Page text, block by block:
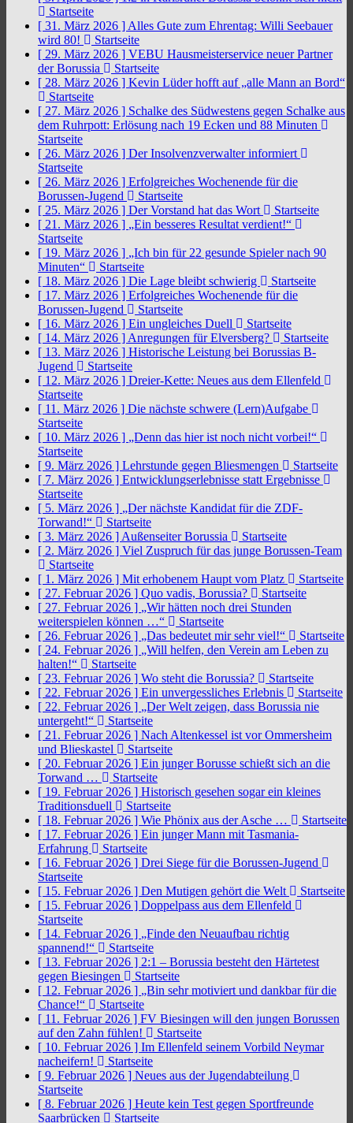
Startseite
[ 31. März 2026 ] Alles Gute zum Ehrentag: Willi Seebauer
wird 80!
Startseite
[ 29. März 2026 ] VEBU Hausmeisterservice neuer Partner
der Borussia
Startseite
[ 28. März 2026 ] Kevin Lüder hofft auf „alle Mann an Bord“
Startseite
[ 27. März 2026 ] Schalke des Südwestens gegen Schalke aus
dem Ruhrpott: Erlösung nach 19 Ecken und 88 Minuten
Startseite
[ 26. März 2026 ] Der Insolvenzverwalter informiert
Startseite
[ 26. März 2026 ] Erfolgreiches Wochenende für die
Borussen-Jugend
Startseite
[ 25. März 2026 ] Der Vorstand hat das Wort
Startseite
[ 21. März 2026 ] „Ein besseres Resultat verdient!“
Startseite
[ 19. März 2026 ] „Ich bin für 22 gesunde Spieler nach 90
Minuten“
Startseite
[ 18. März 2026 ] Die Lage bleibt schwierig
Startseite
[ 17. März 2026 ] Erfolgreiches Wochenende für die
Borussen-Jugend
Startseite
[ 16. März 2026 ] Ein ungleiches Duell
Startseite
[ 14. März 2026 ] Anregungen für Elversberg?
Startseite
[ 13. März 2026 ] Historische Leistung bei Borussias B-
Jugend
Startseite
[ 12. März 2026 ] Dreier-Kette: Neues aus dem Ellenfeld
Startseite
[ 11. März 2026 ] Die nächste schwere (Lern)Aufgabe
Startseite
[ 10. März 2026 ] „Denn das hier ist noch nicht vorbei!“
Startseite
[ 9. März 2026 ] Lehrstunde gegen Bliesmengen
Startseite
[ 7. März 2026 ] Entwicklungserlebnisse statt Ergebnisse
Startseite
[ 5. März 2026 ] „Der nächste Kandidat für die ZDF-
Torwand!“
Startseite
[ 3. März 2026 ] Außenseiter Borussia
Startseite
[ 2. März 2026 ] Viel Zuspruch für das junge Borussen-Team
Startseite
[ 1. März 2026 ] Mit erhobenem Haupt vom Platz
Startseite
[ 27. Februar 2026 ] Quo vadis, Borussia?
Startseite
[ 27. Februar 2026 ] „Wir hätten noch drei Stunden
weiterspielen können …“
Startseite
[ 26. Februar 2026 ] „Das bedeutet mir sehr viel!“
Startseite
[ 24. Februar 2026 ] „Will helfen, den Verein am Leben zu
halten!“
Startseite
[ 23. Februar 2026 ] Wo steht die Borussia?
Startseite
[ 22. Februar 2026 ] Ein unvergessliches Erlebnis
Startseite
[ 22. Februar 2026 ] „Der Welt zeigen, dass Borussia nie
untergeht!“
Startseite
[ 21. Februar 2026 ] Nach Altenkessel ist vor Ommersheim
und Blieskastel
Startseite
[ 20. Februar 2026 ] Ein junger Borusse schießt sich an die
Torwand …
Startseite
[ 19. Februar 2026 ] Historisch gesehen sogar ein kleines
Traditionsduell
Startseite
[ 18. Februar 2026 ] Wie Phönix aus der Asche …
Startseite
[ 17. Februar 2026 ] Ein junger Mann mit Tasmania-
Erfahrung
Startseite
[ 16. Februar 2026 ] Drei Siege für die Borussen-Jugend
Startseite
[ 15. Februar 2026 ] Den Mutigen gehört die Welt
Startseite
[ 15. Februar 2026 ] Doppelpass aus dem Ellenfeld
Startseite
[ 14. Februar 2026 ] „Finde den Neuaufbau richtig
spannend!“
Startseite
[ 13. Februar 2026 ] 2:1 – Borussia besteht den Härtetest
gegen Biesingen
Startseite
[ 12. Februar 2026 ] „Bin sehr motiviert und dankbar für die
Chance!“
Startseite
[ 11. Februar 2026 ] FV Biesingen will den jungen Borussen
auf den Zahn fühlen!
Startseite
[ 10. Februar 2026 ] Im Ellenfeld seinem Vorbild Neymar
nacheifern!
Startseite
[ 9. Februar 2026 ] Neues aus der Jugendabteilung
Startseite
[ 8. Februar 2026 ] Heute kein Test gegen Sportfreunde
Saarbrücken
Startseite